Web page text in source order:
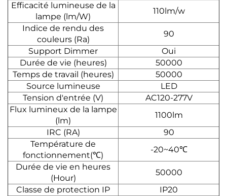
Efficacité lumineuse de la
lampe (lm/W)
110lm/w
Indice de rendu des
couleurs (Ra)
90
Support Dimmer
Oui
Durée de vie (heures)
50000
Temps de travail (heures)
50000
Source lumineuse
LED
Tension d'entrée (V)
AC120-277V
Flux lumineux de la lampe
(lm)
1100lm
IRC (RA)
90
Température de
fonctionnement(℃)
-20~40℃
Durée de vie en heures
(Hour)
50000
Classe de protection IP
IP20